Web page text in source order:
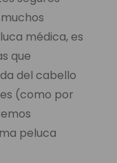
médica, es
que
del cabello
(como por
peluca